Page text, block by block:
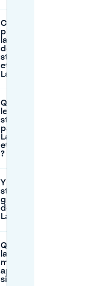
Comment
puis-je trouver
la bonne zone
de
stationnement
et le tarif à
Laak ?
Quelles sont
les heures de
stationnement
payant à
Laakkwartier
et Laakhaven
?
Y a-t-il un
stationnement
gratuit près
de Laakkade à
Laak ?
Quelle est
la
meilleure
approche
si je me